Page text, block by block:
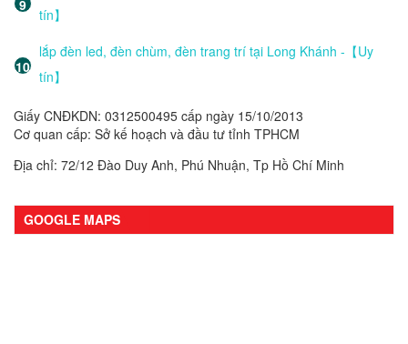
tín】
lắp đèn led, đèn chùm, đèn trang trí tại Long Khánh -【Uy
tín】
Giấy CNĐKDN: 0312500495 cấp ngày 15/10/2013
Cơ quan cấp: Sở kế hoạch và đầu tư tỉnh TPHCM
Địa chỉ: 72/12 Đào Duy Anh, Phú Nhuận, Tp Hồ Chí Minh
GOOGLE MAPS